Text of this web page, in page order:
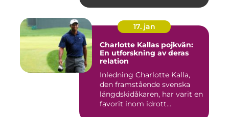
17. jan
Charlotte Kallas pojkvän:
En utforskning av deras
relation
Inledning Charlotte Kalla,
den framstående svenska
längdskidåkaren, har varit en
favorit inom idrott...